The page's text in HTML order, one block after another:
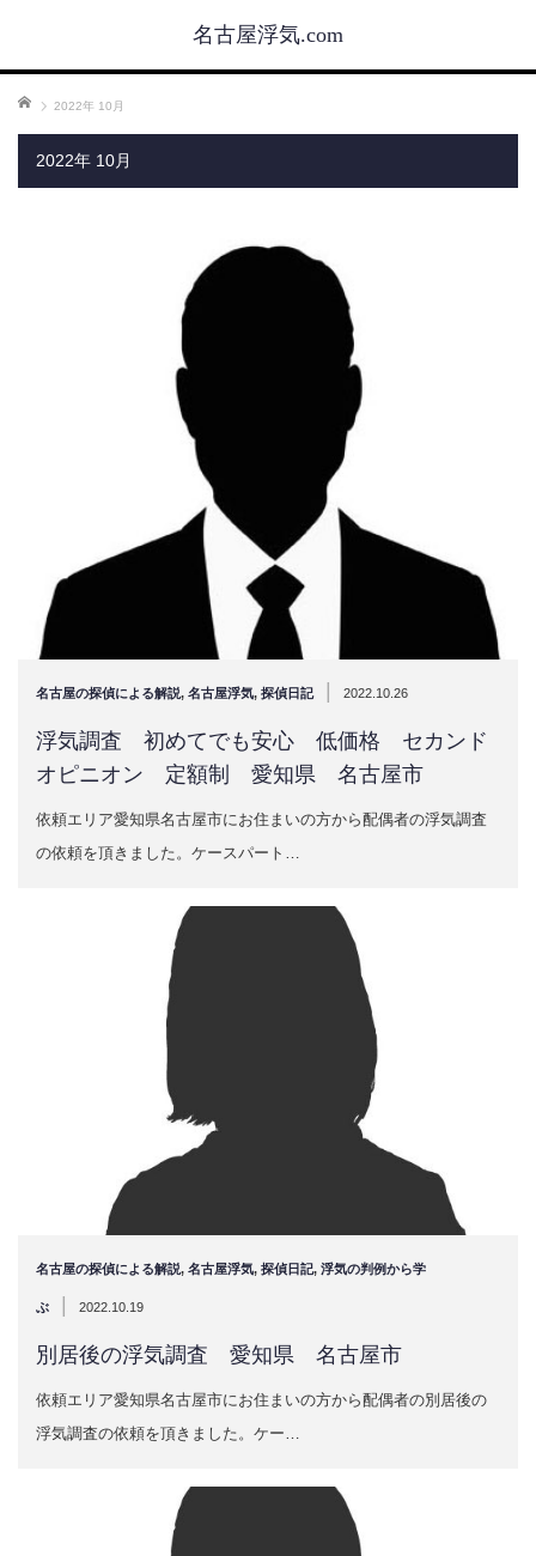
名古屋浮気.com
ホーム 2022年 10月
2022年 10月
名古屋の探偵による解説, 名古屋浮気, 探偵日記 2022.10.26
浮気調査 初めてでも安心 低価格 セカンド
オピニオン 定額制 愛知県 名古屋市
依頼エリア愛知県名古屋市にお住まいの方から配偶者の浮気調査
の依頼を頂きました。ケースパート…
名古屋の探偵による解説, 名古屋浮気, 探偵日記, 浮気の判例から学
ぶ | 2022.10.19
別居後の浮気調査 愛知県 名古屋市
依頼エリア愛知県名古屋市にお住まいの方から配偶者の別居後の
浮気調査の依頼を頂きました。ケー…